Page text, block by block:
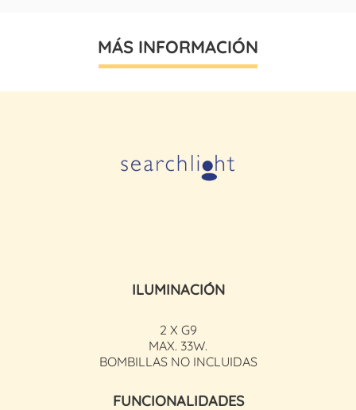
MÁS INFORMACIÓN
ILUMINACIÓN
2 X G9
MAX. 33W.
BOMBILLAS NO INCLUIDAS
FUNCIONALIDADES